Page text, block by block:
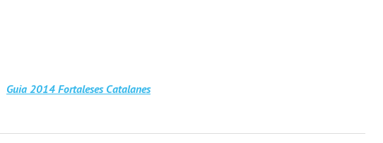
Guia 2014 Fortaleses Catalanes